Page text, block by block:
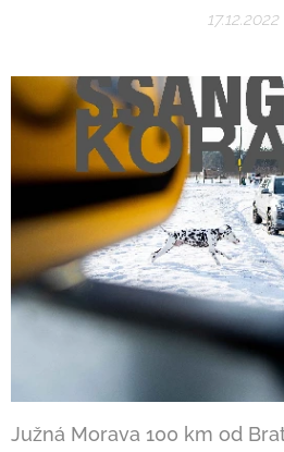
17.12.2022
Južná Morava 100 km od